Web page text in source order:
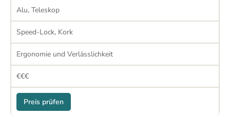
Alu, Teleskop
Speed-Lock, Kork
Ergonomie und Verlässlichkeit
€€€
Preis prüfen